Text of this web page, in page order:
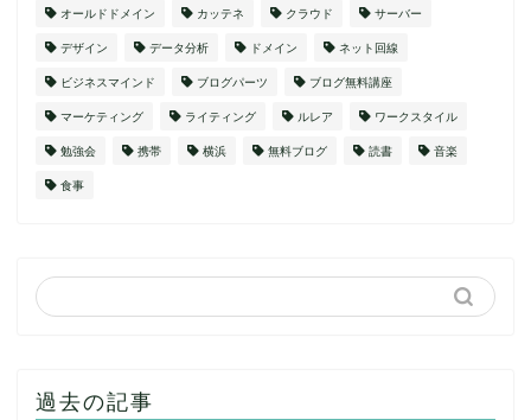
オールドドメイン カッテネ クラウド サーバー
デザイン データ分析 ドメイン ネット回線
ビジネスマインド ブログパーツ ブログ無料講座
マーケティング ライティング ルレア ワークスタイル
勉強会 携帯 横浜 無料ブログ 読書 音楽
食事
過去の記事